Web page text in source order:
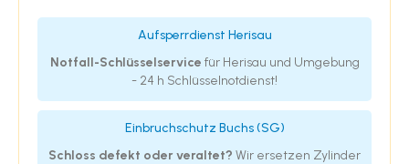
Aufsperrdienst Herisau
Notfall-Schlüsselservice für Herisau und Umgebung
- 24 h Schlüsselnotdienst!
Einbruchschutz Buchs (SG)
Schloss defekt oder veraltet? Wir ersetzen Zylinder